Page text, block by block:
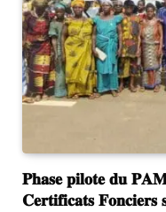
𝐏𝐡𝐚𝐬𝐞 𝐩𝐢𝐥𝐨𝐭𝐞 𝐝𝐮
𝐂𝐞𝐫𝐭𝐢𝐟𝐢𝐜𝐚𝐭𝐬 𝐅𝐨𝐧𝐜𝐢𝐞𝐫𝐬